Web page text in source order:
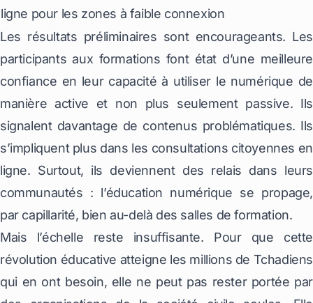
ligne pour les zones à faible connexion
Les résultats préliminaires sont encourageants. Les
participants aux formations font état d’une meilleure
confiance en leur capacité à utiliser le numérique de
manière active et non plus seulement passive. Ils
signalent davantage de contenus problématiques. Ils
s’impliquent plus dans les consultations citoyennes en
ligne. Surtout, ils deviennent des relais dans leurs
communautés : l’éducation numérique se propage,
par capillarité, bien au-delà des salles de formation.
Mais l’échelle reste insuffisante. Pour que cette
révolution éducative atteigne les millions de Tchadiens
qui en ont besoin, elle ne peut pas rester portée par